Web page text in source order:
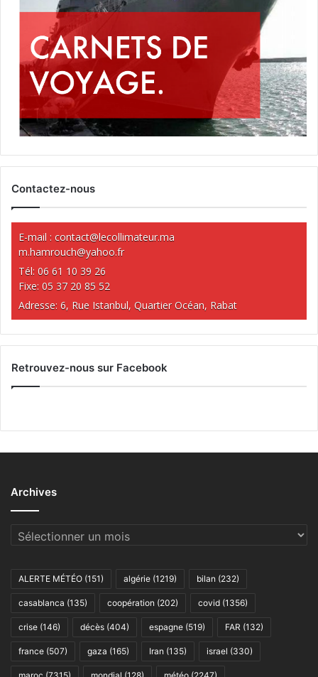
Contactez-nous
E-mail : contact@lecollimateur.ma
m.hamrouch@yahoo.fr
Tél: 06 61 10 39 26
Fixe: 05 37 20 85 52
Adresse: 6, Rue Istanbul, Quartier Océan, Rabat
Retrouvez-nous sur Facebook
Archives
Archives
ALERTE MÉTÉO (151) algérie (1219) bilan (232)
casablanca (135) coopération (202) covid (1356)
crise (146) décès (404) espagne (519) FAR (132)
france (507) gaza (165) Iran (135) israel (330)